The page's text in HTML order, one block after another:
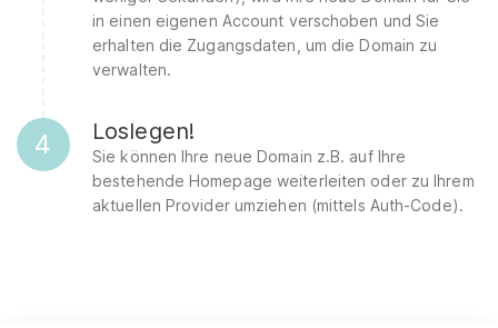
in einen eigenen Account verschoben und Sie
erhalten die Zugangsdaten, um die Domain zu
verwalten.
4 Loslegen!
Sie können Ihre neue Domain z.B. auf Ihre
bestehende Homepage weiterleiten oder zu Ihrem
aktuellen Provider umziehen (mittels Auth-Code).